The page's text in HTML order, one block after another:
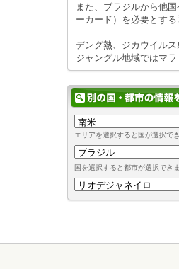
また、ブラジルから他
ーカード）を必要とす
デング熱、ジカウイル
ジャングル地域ではマ
エリアを選択すると国が選択で
国を選択すると都市が選択でき